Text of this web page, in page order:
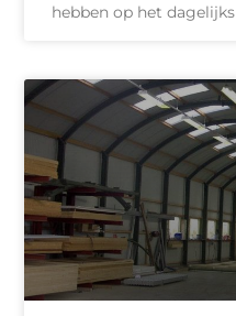
hebben op het dagelijks